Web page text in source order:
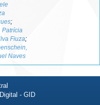
;
Patrícia
Fiuza;
Naves
- GID